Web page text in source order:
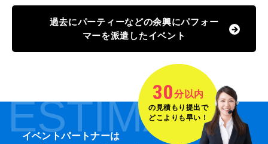
過去にパーティーなどの余興にパフォー
マーを派遣したイベント
ESTIMATE
イベントパートナーは
30分以内
の見積もり提出で
どこよりも早い！